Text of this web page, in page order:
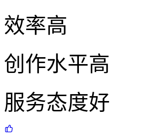
效率高
创作水平高
服务态度好